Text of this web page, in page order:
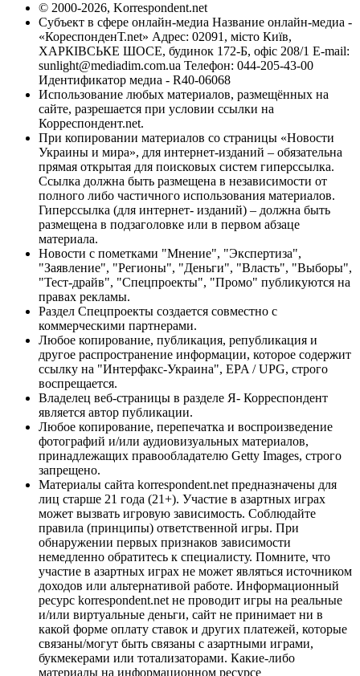
© 2000-2026, Korrespondent.net
Субъект в сфере онлайн-медиа Название онлайн-медиа -
«КореспонденТ.net» Адрес: 02091, місто Київ,
ХАРКІВСЬКЕ ШОСЕ, будинок 172-Б, офіс 208/1 E-mail:
sunlight@mediadim.com.ua Телефон: 044-205-43-00
Идентификатор медиа - R40-06068
Использование любых материалов, размещённых на
сайте, разрешается при условии ссылки на
Корреспондент.net.
При копировании материалов со страницы «Новости
Украины и мира», для интернет-изданий – обязательна
прямая открытая для поисковых систем гиперссылка.
Ссылка должна быть размещена в независимости от
полного либо частичного использования материалов.
Гиперссылка (для интернет- изданий) – должна быть
размещена в подзаголовке или в первом абзаце
материала.
Новости с пометками "Мнение", "Экспертиза",
"Заявление", "Регионы", "Деньги", "Власть", "Выборы",
"Тест-драйв", "Спецпроекты", "Промо" публикуются на
правах рекламы.
Раздел Спецпроекты создается совместно с
коммерческими партнерами.
Любое копирование, публикация, републикация и
другое распространение информации, которое содержит
ссылку на "Интерфакс-Украина", EPA / UPG, строго
воспрещается.
Владелец веб-страницы в разделе Я- Корреспондент
является автор публикации.
Любое копирование, перепечатка и воспроизведение
фотографий и/или аудиовизуальных материалов,
принадлежащих правообладателю Getty Images, строго
запрещено.
Материалы сайта korrespondent.net предназначены для
лиц старше 21 года (21+). Участие в азартных играх
может вызвать игровую зависимость. Соблюдайте
правила (принципы) ответственной игры. При
обнаружении первых признаков зависимости
немедленно обратитесь к специалисту. Помните, что
участие в азартных играх не может являться источником
доходов или альтернативой работе. Информационный
ресурс korrespondent.net не проводит игры на реальные
и/или виртуальные деньги, сайт не принимает ни в
какой форме оплату ставок и других платежей, которые
связаны/могут быть связаны с азартными играми,
букмекерами или тотализаторами. Какие-либо
материалы на информационном ресурсе